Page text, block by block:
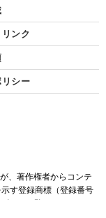
ンク
シー
、著作権者からコンテ
す登録商標（登録番号
スの一覧は